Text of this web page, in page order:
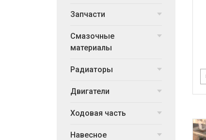
Запчасти
Смазочные
материалы
Радиаторы
Двигатели
Ходовая часть
Навесное